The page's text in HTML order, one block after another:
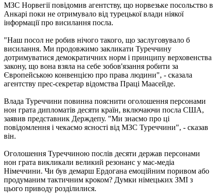
МЗС Норвегії повідомив агентству, що норвезьке посольство в
Анкарі поки не отримувало від турецької влади ніякої
інформації про висилання посла.
"Наш посол не робив нічого такого, що заслуговувало б
висилання. Ми продовжимо закликати Туреччину
дотримуватися демократичних норм і принципу верховенства
закону, що вона взяла на себе зобов'язання робити за
Європейською конвенцією про права людини", - сказала
агентству прес-секретар відомства Праці Маасейде.
Влада Туреччини повинна пояснити оголошення персонами
нон грата дипломатів десяти країн, включаючи посла США,
заявив представник Держдепу. "Ми знаємо про ці
повідомлення і чекаємо ясності від МЗС Туреччини", - сказав
він.
Оголошення Туреччиною послів десяти держав персонами
нон грата викликали великий резонанс у мас-медіа
Німеччини. Чи був демарш Ердогана емоційним поривом або
продуманим тактичним кроком? Думки німецьких ЗМІ з
цього приводу розділилися.